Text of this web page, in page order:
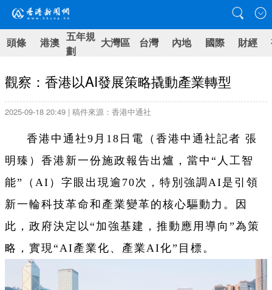
頭條 港澳 五年規
劃
大灣區 台灣 內地 國際 財經
觀察：香港以AI發展策略撬動產業轉型
2025-09-18 20:49 | 稿件來源：香港中通社
香港中通社9月18日電（ 香港中通社記者 張
明臻） 香港新一份施政報告出爐，當中“人工智
能”（AI）字眼出現逾70次，特別強調AI是引領
新一輪科技革命和產業變革的核心驅動力。因
此，政府決定以“加強基建，推動應用導向”為策
略，實現“AI產業化、產業AI化”目標。